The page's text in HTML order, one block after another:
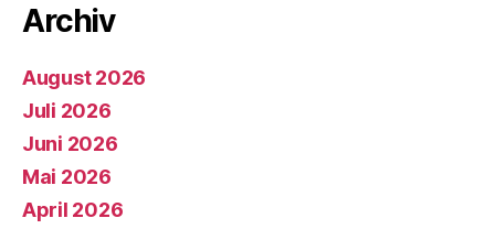
Archiv
August 2026
Juli 2026
Juni 2026
Mai 2026
April 2026